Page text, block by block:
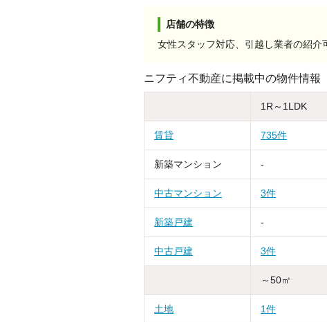
店舗の特徴
女性スタッフ対応、引越し業者の紹
ニフティ不動産に掲載中の物件情報
1R～1LDK
賃貸 735件
新築マンション -
中古マンション 3件
新築戸建 -
中古戸建 3件
～50㎡
土地 1件